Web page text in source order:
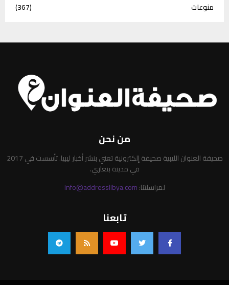
منوعات
(367)
من نحن
صحيفة العنوان الليبية صحيفة إلكترونية تعني بنشر أخبار ليبيا. تأسست في 2017
في مدينة بنغازي.
لمراسلتنا:info@addresslibya.com
تابعنا